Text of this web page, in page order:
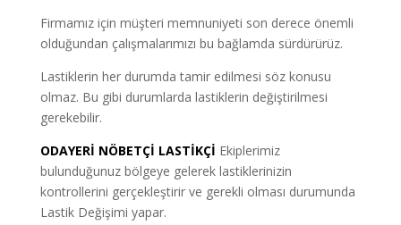
Firmamız için müşteri memnuniyeti son derece önemli
olduğundan çalışmalarımızı bu bağlamda sürdürürüz.
Lastiklerin her durumda tamir edilmesi söz konusu
olmaz. Bu gibi durumlarda lastiklerin değiştirilmesi
gerekebilir.
ODAYERİ NÖBETÇİ LASTİKÇİ Ekiplerimiz
bulunduğunuz bölgeye gelerek lastiklerinizin
kontrollerini gerçekleştirir ve gerekli olması durumunda
Lastik Değişimi yapar.